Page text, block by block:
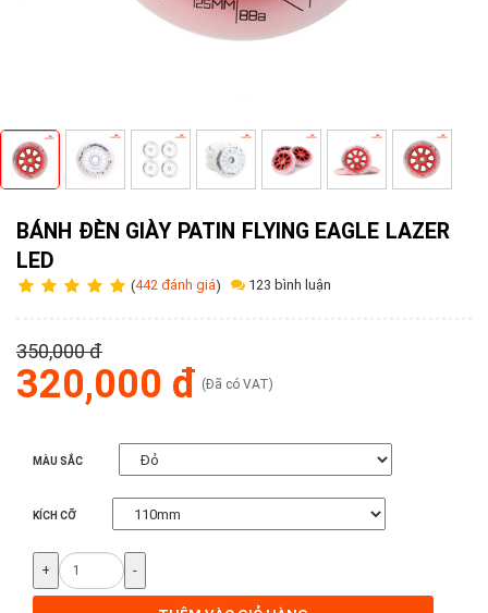
338
BÁNH ĐÈN GIÀY PATIN FLYING EAGLE LAZER
LED
(442 đánh giá) 123 bình luận
350,000 đ
320,000 đ (Đã có VAT)
MÀU SẮC
KÍCH CỠ
+ -